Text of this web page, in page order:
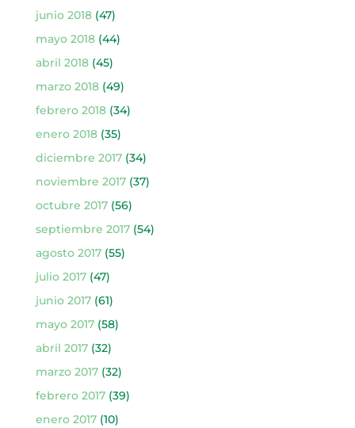
junio 2018(47)
mayo 2018(44)
abril 2018(45)
marzo 2018(49)
febrero 2018(34)
enero 2018(35)
diciembre 2017(34)
noviembre 2017(37)
octubre 2017(56)
septiembre 2017(54)
agosto 2017(55)
julio 2017(47)
junio 2017(61)
mayo 2017(58)
abril 2017(32)
marzo 2017(32)
febrero 2017(39)
enero 2017(10)